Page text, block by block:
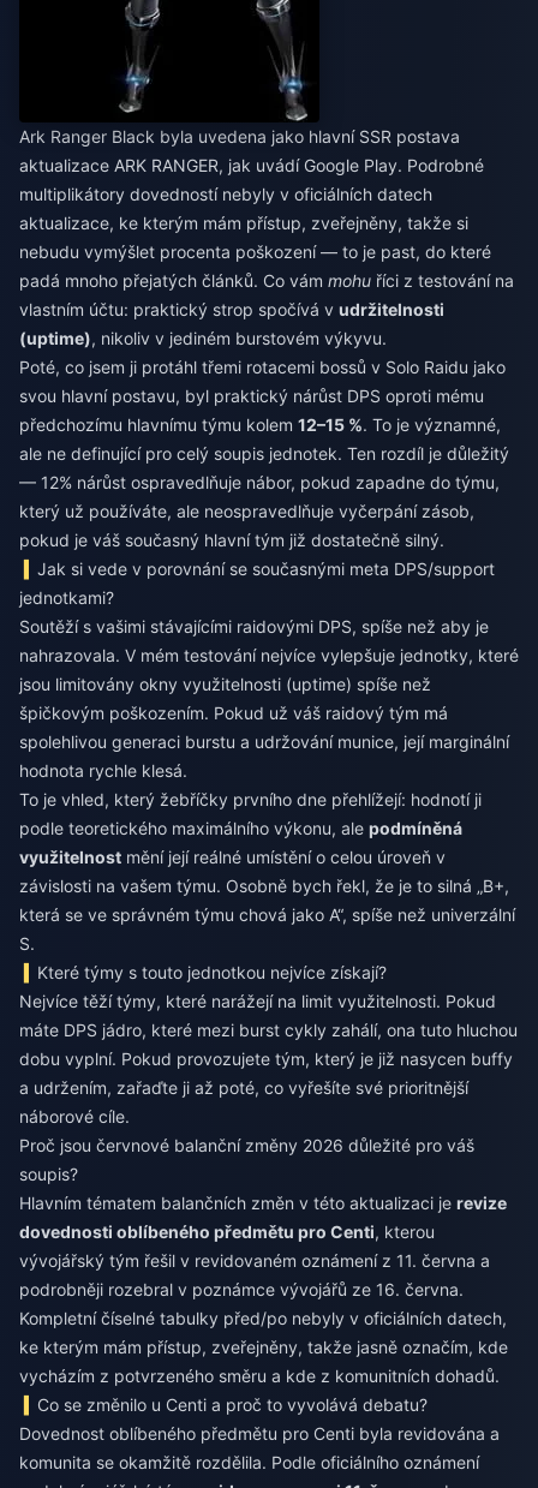
Ark Ranger Black byla uvedena jako hlavní SSR postava
aktualizace ARK RANGER, jak uvádí Google Play. Podrobné
multiplikátory dovedností nebyly v oficiálních datech
aktualizace, ke kterým mám přístup, zveřejněny, takže si
nebudu vymýšlet procenta poškození — to je past, do které
padá mnoho přejatých článků. Co vám mohu říci z testování na
vlastním účtu: praktický strop spočívá v udržitelnosti
(uptime), nikoliv v jediném burstovém výkyvu.
Poté, co jsem ji protáhl třemi rotacemi bossů v Solo Raidu jako
svou hlavní postavu, byl praktický nárůst DPS oproti mému
předchozímu hlavnímu týmu kolem 12–15 %. To je významné,
ale ne definující pro celý soupis jednotek. Ten rozdíl je důležitý
— 12% nárůst ospravedlňuje nábor, pokud zapadne do týmu,
který už používáte, ale neospravedlňuje vyčerpání zásob,
pokud je váš současný hlavní tým již dostatečně silný.
Jak si vede v porovnání se současnými meta DPS/support
jednotkami?
Soutěží s vašimi stávajícími raidovými DPS, spíše než aby je
nahrazovala. V mém testování nejvíce vylepšuje jednotky, které
jsou limitovány okny využitelnosti (uptime) spíše než
špičkovým poškozením. Pokud už váš raidový tým má
spolehlivou generaci burstu a udržování munice, její marginální
hodnota rychle klesá.
To je vhled, který žebříčky prvního dne přehlížejí: hodnotí ji
podle teoretického maximálního výkonu, ale podmíněná
využitelnost mění její reálné umístění o celou úroveň v
závislosti na vašem týmu. Osobně bych řekl, že je to silná „B+,
která se ve správném týmu chová jako A“, spíše než univerzální
S.
Které týmy s touto jednotkou nejvíce získají?
Nejvíce těží týmy, které narážejí na limit využitelnosti. Pokud
máte DPS jádro, které mezi burst cykly zahálí, ona tuto hluchou
dobu vyplní. Pokud provozujete tým, který je již nasycen buffy
a udržením, zařaďte ji až poté, co vyřešíte své prioritnější
náborové cíle.
Proč jsou červnové balanční změny 2026 důležité pro váš
soupis?
Hlavním tématem balančních změn v této aktualizaci je revize
dovednosti oblíbeného předmětu pro Centi, kterou
vývojářský tým řešil v revidovaném oznámení z 11. června a
podrobněji rozebral v poznámce vývojářů ze 16. června.
Kompletní číselné tabulky před/po nebyly v oficiálních datech,
ke kterým mám přístup, zveřejněny, takže jasně označím, kde
vycházím z potvrzeného směru a kde z komunitních dohadů.
Co se změnilo u Centi a proč to vyvolává debatu?
Dovednost oblíbeného předmětu pro Centi byla revidována a
komunita se okamžitě rozdělila. Podle oficiálního oznámení